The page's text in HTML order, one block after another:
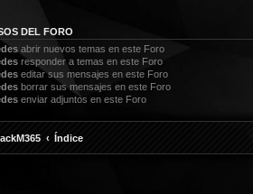
DEL FORO
abrir nuevos temas en este Foro
responder a temas en este Foro
editar sus mensajes en este Foro
borrar sus mensajes en este Foro
enviar adjuntos en este Foro
Índice